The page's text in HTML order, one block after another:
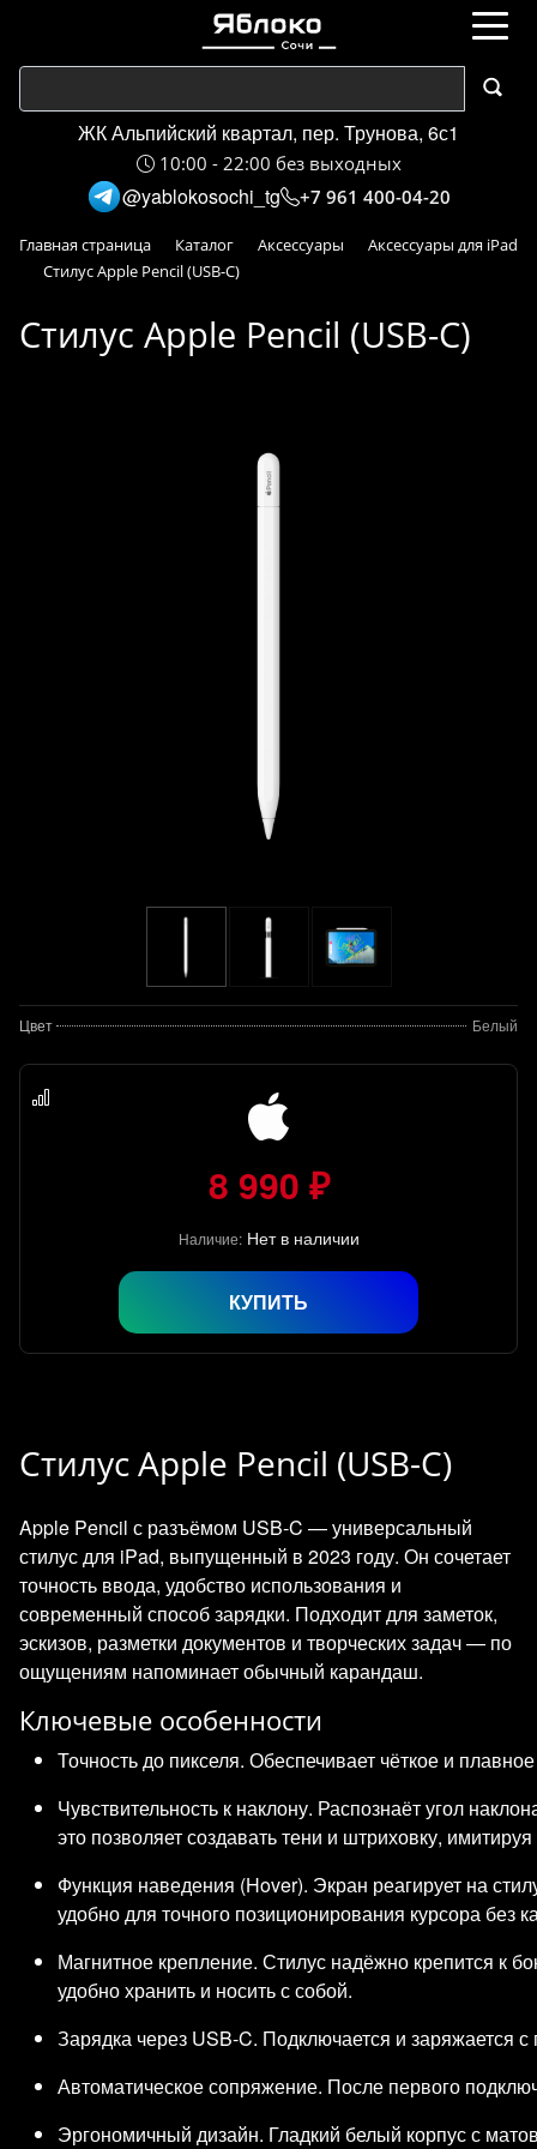
ЖК Альпийский квартал, пер. Трунова, 6с1
10:00 - 22:00 без выходных
@yablokosochi_tg +7 961 400-04-20
Главная страница Каталог Аксессуары
Аксессуары для iPad
Стилус Apple Pencil (USB-C)
Стилус Apple Pencil (USB-C)
Цвет Белый
8 990 ₽
Наличие: Нет в наличии
КУПИТЬ
Стилус Apple Pencil (USB-C)
Apple Pencil с разъёмом USB‑C — универсальный
стилус для iPad, выпущенный в 2023 году. Он сочетает
точность ввода, удобство использования и
современный способ зарядки. Подходит для заметок,
эскизов, разметки документов и творческих задач — по
ощущениям напоминает обычный карандаш.
Ключевые особенности
Точность до пикселя. Обеспечивает чёткое и
Чувствительность к наклону. Распознаёт угол
это позволяет создавать тени и штриховку,
Функция наведения (Hover). Экран реагирует на
удобно для точного позиционирования курсора без
Магнитное крепление. Стилус надёжно крепится к
удобно хранить и носить с собой.
Зарядка через USB‑C. Подключается и заряжается
Автоматическое сопряжение. После первого
Эргономичный дизайн. Гладкий белый корпус с